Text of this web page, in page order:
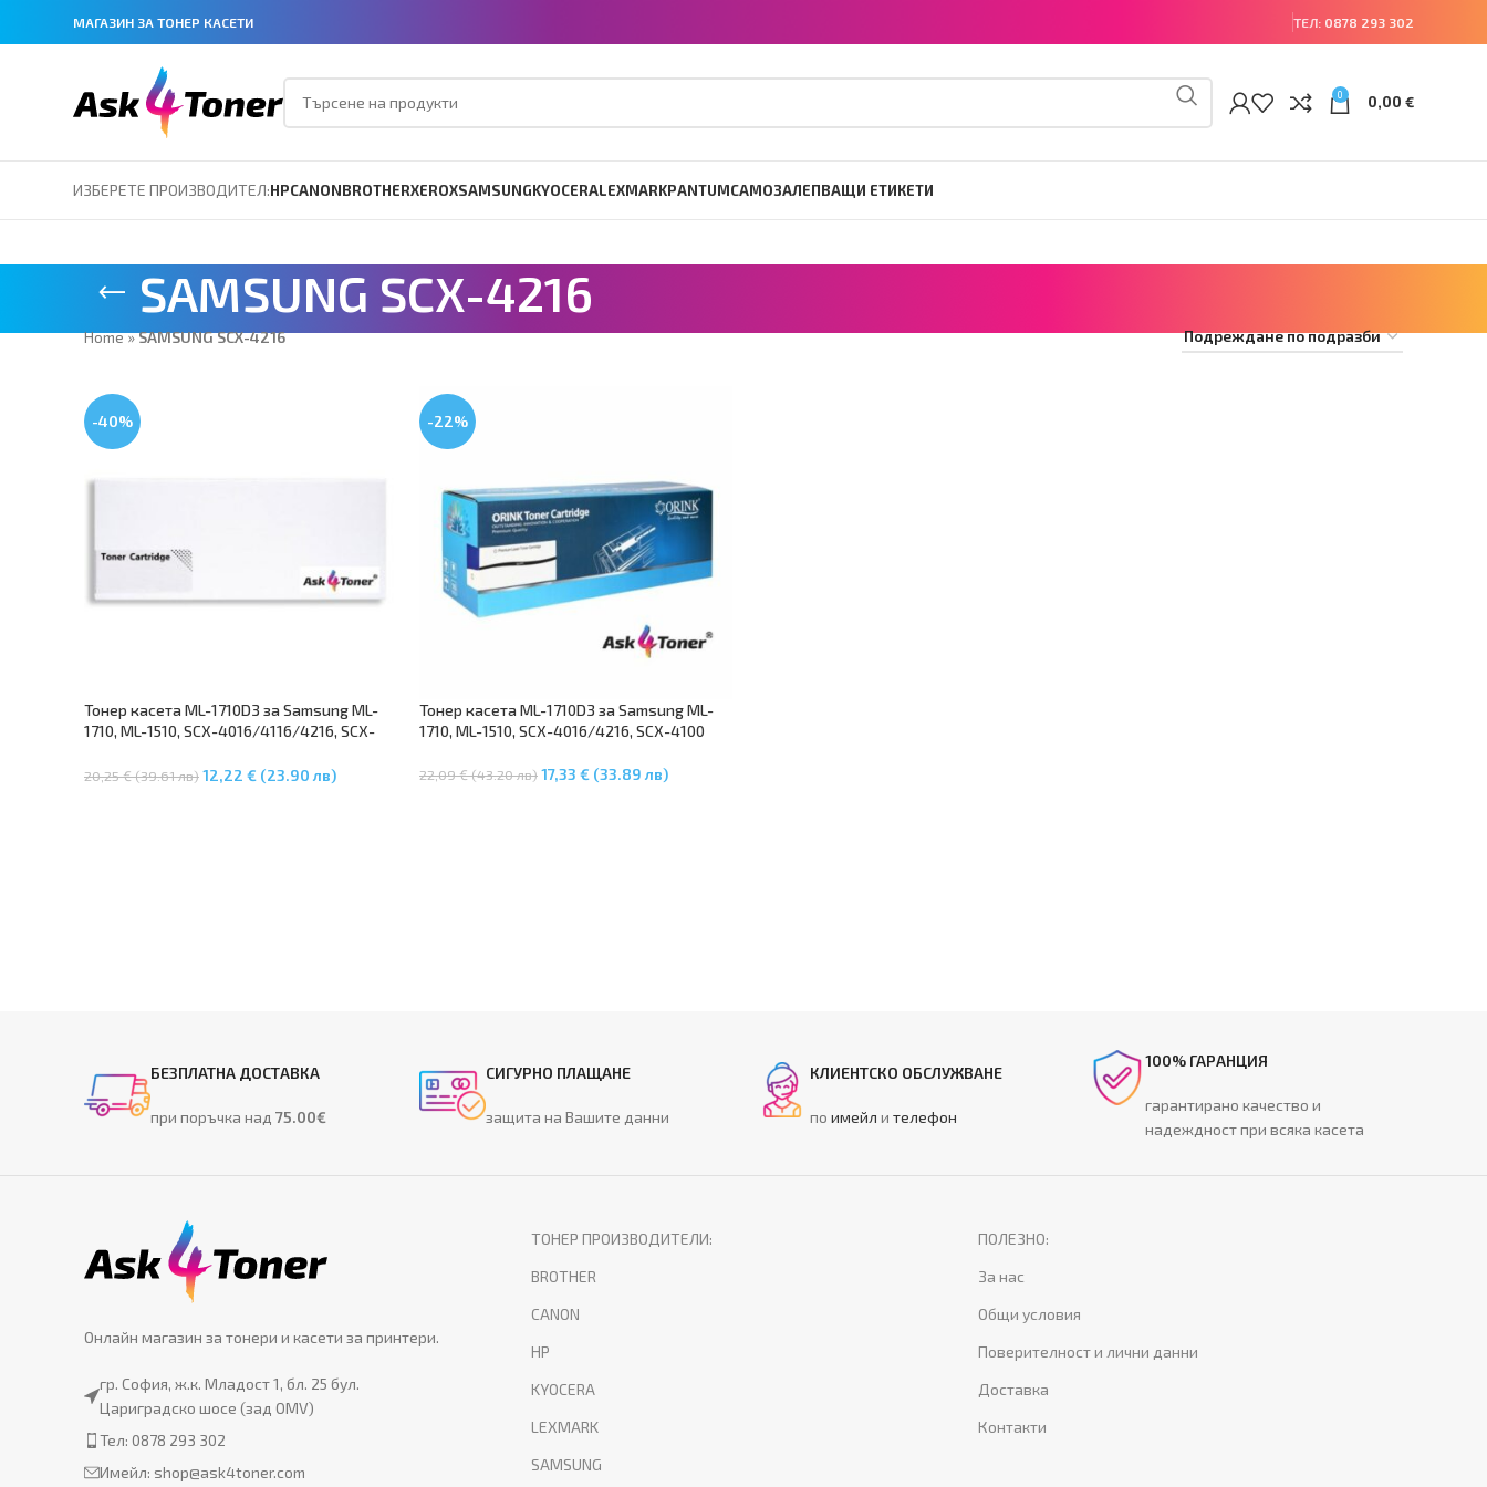
МАГАЗИН ЗА ТОНЕР КАСЕТИ ТЕЛ: 0878 293 302
0 0,00 €
ИЗБЕРЕТЕ ПРОИЗВОДИТЕЛ:HPCANONBROTHERXEROXSAMSUNGKYOCERALEXMARKPANTUMСАМОЗАЛЕПВАЩИ ЕТИКЕТИ
SAMSUNG SCX-4216
Home»SAMSUNG SCX-4216
-40%
Тонер касета ML-1710D3 за Samsung ML-
1710, ML-1510, SCX-4016/4116/4216, SCX-
20,25 € (39.61 лв)12,22 € (23.90 лв)
-22%
Тонер касета ML-1710D3 за Samsung ML-
1710, ML-1510, SCX-4016/4216, SCX-4100
22,09 € (43.20 лв)17,33 € (33.89 лв)
БЕЗПЛАТНА ДОСТАВКА
при поръчка над 75.00€
СИГУРНО ПЛАЩАНЕ
защита на Вашите данни
КЛИЕНТСКО ОБСЛУЖВАНЕ
по имейл и телефон
100% ГАРАНЦИЯ
гарантирано качество и
надеждност при всяка касета
Онлайн магазин за тонери и касети за принтери.
гр. София, ж.к. Младост 1, бл. 25 бул.
Цариградско шосе (зад OMV)
Тел: 0878 293 302
Имейл: shop@ask4toner.com
ТОНЕР ПРОИЗВОДИТЕЛИ:
BROTHER
CANON
HP
KYOCERA
LEXMARK
SAMSUNG
ПОЛЕЗНО:
За нас
Общи условия
Поверителност и лични данни
Доставка
Контакти